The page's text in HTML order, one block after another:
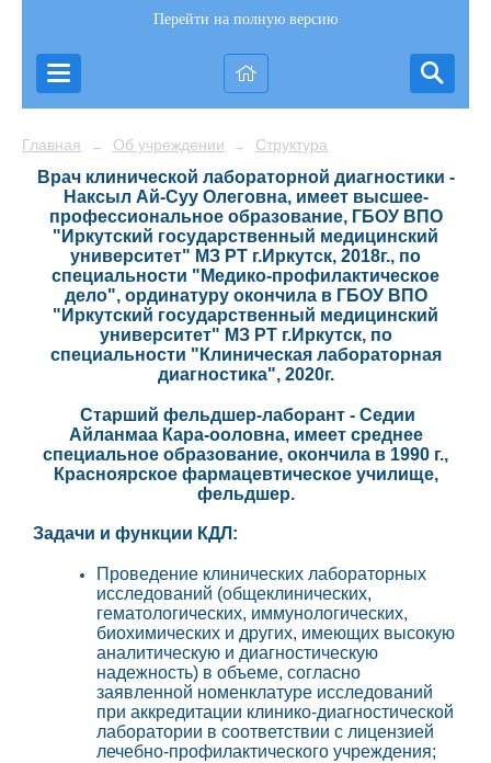
Перейти на полную версию
Главная → Об учреждении → Структура
Врач клинической лабораторной диагностики -
Наксыл Ай-Суу Олеговна, имеет высшее-
профессиональное образование, ГБОУ ВПО
"Иркутский государственный медицинский
университет" МЗ РТ г.Иркутск, 2018г., по
специальности "Медико-профилактическое
дело", ординатуру окончила в ГБОУ ВПО
"Иркутский государственный медицинский
университет" МЗ РТ г.Иркутск, по
специальности "Клиническая лабораторная
диагностика", 2020г.
Старший фельдшер-лаборант - Седии
Айланмаа Кара-ооловна, имеет среднее
специальное образование, окончила в 1990 г.,
Красноярское фармацевтическое училище,
фельдшер.
Задачи и функции КДЛ:
Проведение клинических лабораторных
исследований (общеклинических,
гематологических, иммунологических,
биохимических и других, имеющих высокую
аналитическую и диагностическую
надежность) в объеме, согласно
заявленной номенклатуре исследований
при аккредитации клинико-диагностической
лаборатории в соответствии с лицензией
лечебно-профилактического учреждения;